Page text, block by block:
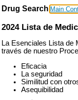
Drug Search Main
2024 Lista de
La Esenciales Lista
través de nuestro
Eficacia
La seguridad
Similitud con
Asequibilidad